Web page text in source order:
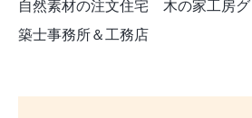
自然素材の注文住宅 木の家工房
築士事務所＆工務店